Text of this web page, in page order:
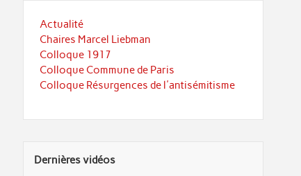
Actualité
Chaires Marcel Liebman
Colloque 1917
Colloque Commune de Paris
Colloque Résurgences de l'antisémitisme
Dernières vidéos